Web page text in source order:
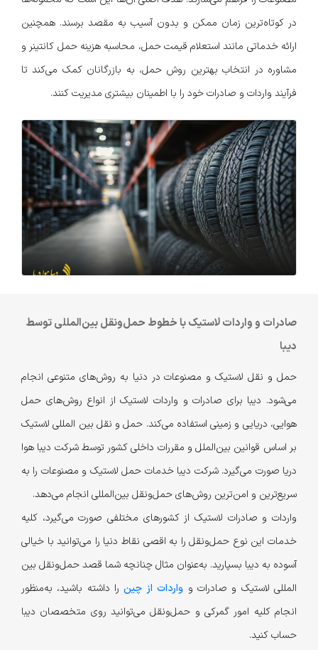
در کوتاه‌ترین زمان ممکن و بدون آسیب به مقصد برسند. همچنین
ارائه خدماتی مانند استعلام قیمت حمل، محاسبه هزینه حمل کانتینر و
مشاوره در انتخاب بهترین روش حمل، به بازرگانان کمک می‌کند تا
فرآیند واردات و صادرات خود را با اطمینان بیشتری مدیریت کنند.
صادرات و واردات لاستیک با خطوط حمل‌ونقل بین‌المللی توسط
دیبا
حمل و نقل لاستیک و مصنوعات در دنیا به روش‌های متنوعی انجام
می‌شود. دیبا برای صادرات و واردات لاستیک از انواع روش‌های حمل
هوایی، دریایی و زمینی استفاده می‌کند. حمل و نقل بین المللی لاستیک
بر اساس قوانین بین‌الملل و مقررات داخلی کشور توسط شرکت دیبا هوا
دریا صورت می‌گیرد. شرکت دیبا خدمات حمل لاستیک و مصنوعات را به
سریع‌ترین و امن‌ترین روش‌های حمل‌و‌نقل بین‌المللی انجام می‌دهد.
واردات و صادرات لاستیک از کشورهای مختلفی صورت می‌گیرد، کلیه
خدمات این نوع حمل‌ونقل را به اقصی نقاط دنیا را می‌توانید با خیالی
آسوده به دیبا بسپارید. به‌عنوان مثال چنانچه شما قصد حمل‌ونقل بین
المللی لاستیک و صادرات و واردات از چینرا داشته باشید، به‌منظور
انجام کلیه امور گمرکی و حمل‌ونقل می‌توانید روی متخصصان دیبا
حساب کنید.